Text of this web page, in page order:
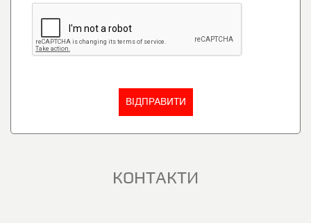
КОНТАКТИ